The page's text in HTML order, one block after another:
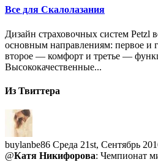
Все для Скалолазания
Дизайн страховочных систем Petzl
основным направлениям: первое и
второе — комфорт и третье —
Высококачественные...
Из Твиттера
buylanbe86 Среда 21st, Сентябрь
@Катя Никифорова: Чемпионат